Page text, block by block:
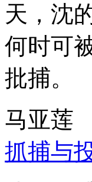
天，沈
何时可
批捕。
马亚莲
抓捕与